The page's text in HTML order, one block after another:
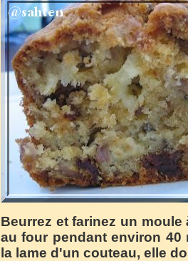
Beurrez et farinez un moule
au four pendant environ
la lame d'un couteau, elle